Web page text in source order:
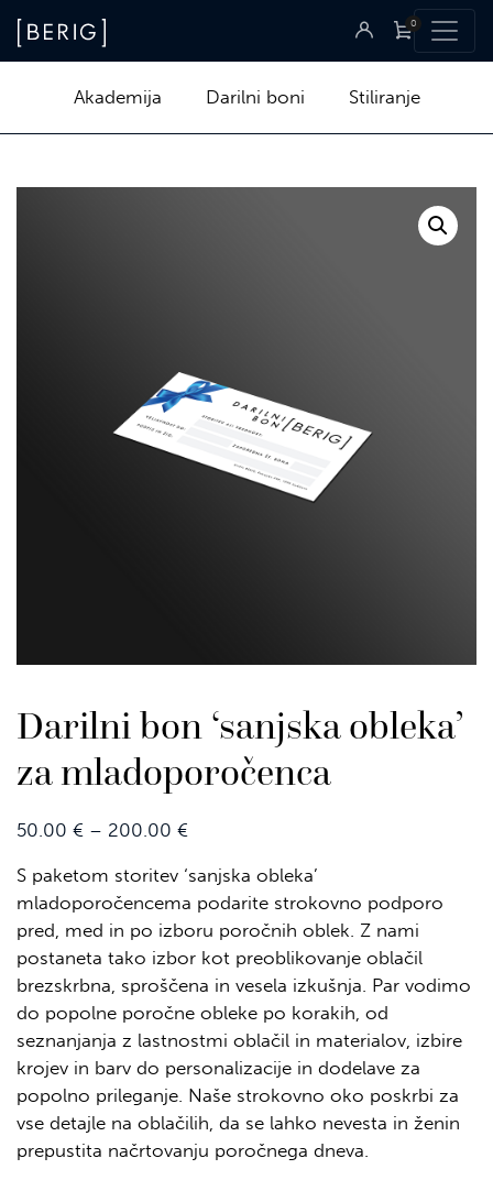
0
Akademija Darilni boni Stiliranje
Darilni bon ‘sanjska obleka’
za mladoporočenca
50.00 € – 200.00 €
S paketom storitev ‘sanjska obleka’
mladoporočencema podarite strokovno podporo
pred, med in po izboru poročnih oblek. Z nami
postaneta tako izbor kot preoblikovanje oblačil
brezskrbna, sproščena in vesela izkušnja. Par vodimo
do popolne poročne obleke po korakih, od
seznanjanja z lastnostmi oblačil in materialov, izbire
krojev in barv do personalizacije in dodelave za
popolno prileganje. Naše strokovno oko poskrbi za
vse detajle na oblačilih, da se lahko nevesta in ženin
prepustita načrtovanju poročnega dneva.